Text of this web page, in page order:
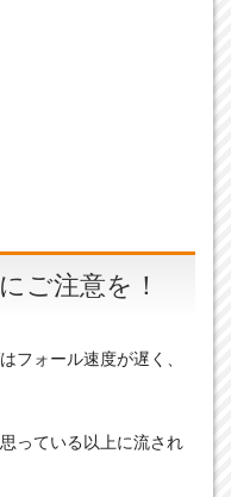
ご注意を！
フォール速度が遅く、
っている以上に流され